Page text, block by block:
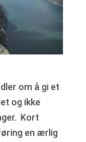
om å gi et
og ikke
Kort
en ærlig